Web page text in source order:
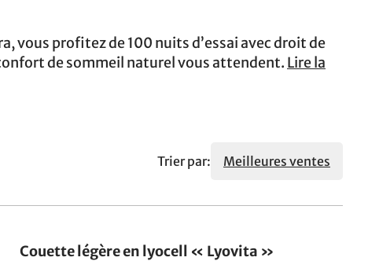
vous profitez de 100 nuits d’essai avec droit de
de sommeil naturel vous attendent. Lire la
Trier par: Meilleures ventes
Couette légère en lyocell « Lyovita »